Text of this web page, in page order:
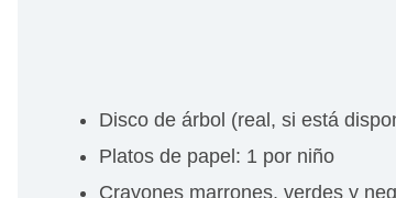
Disco de árbol (real, si está
Platos de papel: 1 por niño
Crayones marrones, verdes y